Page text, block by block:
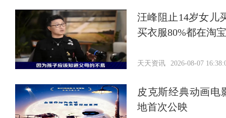
汪峰阻止14岁女儿
买衣服80%都在淘宝
天天资讯 2026-08-07
皮克斯经典动画电
地首次公映